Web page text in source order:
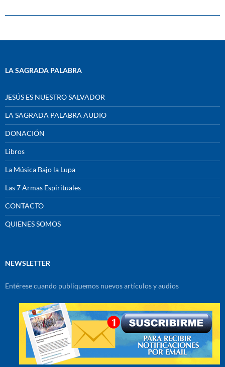
LA SAGRADA PALABRA
JESÚS ES NUESTRO SALVADOR
LA SAGRADA PALABRA AUDIO
DONACIÓN
Libros
La Música Bajo la Lupa
Las 7 Armas Espirituales
CONTACTO
QUIENES SOMOS
NEWSLETTER
Entérese cuando publiquemos nuevos artículos y audios